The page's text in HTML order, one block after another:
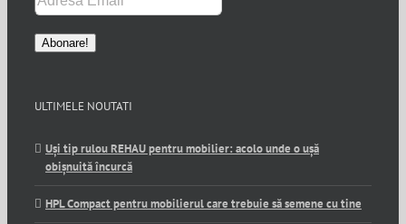
ULTIMELE NOUTATI
Uși tip rulou REHAU pentru mobilier: acolo unde o ușă
obișnuită încurcă
HPL Compact pentru mobilierul care trebuie să semene cu tine